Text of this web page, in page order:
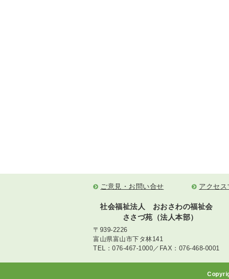
ご意見・お問い合せ アクセス
社会福祉法人 おおさわの福祉会
ささづ苑（法人本部）
〒939-2226
富山県富山市下タ林141
TEL：076-467-1000／FAX：076-468-0001